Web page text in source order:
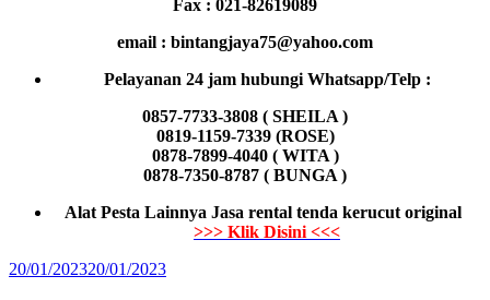
Fax : 021-82619089
email : bintangjaya75@yahoo.com
Pelayanan 24 jam hubungi Whatsapp/Telp :
0857-7733-3808 ( SHEILA )
0819-1159-7339 (ROSE)
0878-7899-4040 ( WITA )
0878-7350-8787 ( BUNGA )
Alat Pesta Lainnya Jasa rental tenda kerucut original
>>> Klik Disini <<<
Diposkan
20/01/202320/01/2023